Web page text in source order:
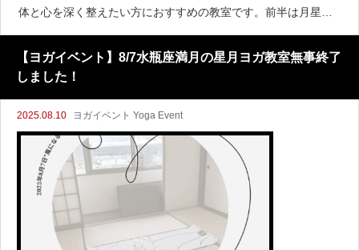
体と心を深く整えたい方におすすめの教室です。前半は月星座
という月が今どの星座に位置しているか？月が位置している星
座の意味について
【ヨガイベント】8/7水瓶座満月の星月ヨガ教室無事終了
しました！
2025.08.10 ヨガイベント Yoga Event